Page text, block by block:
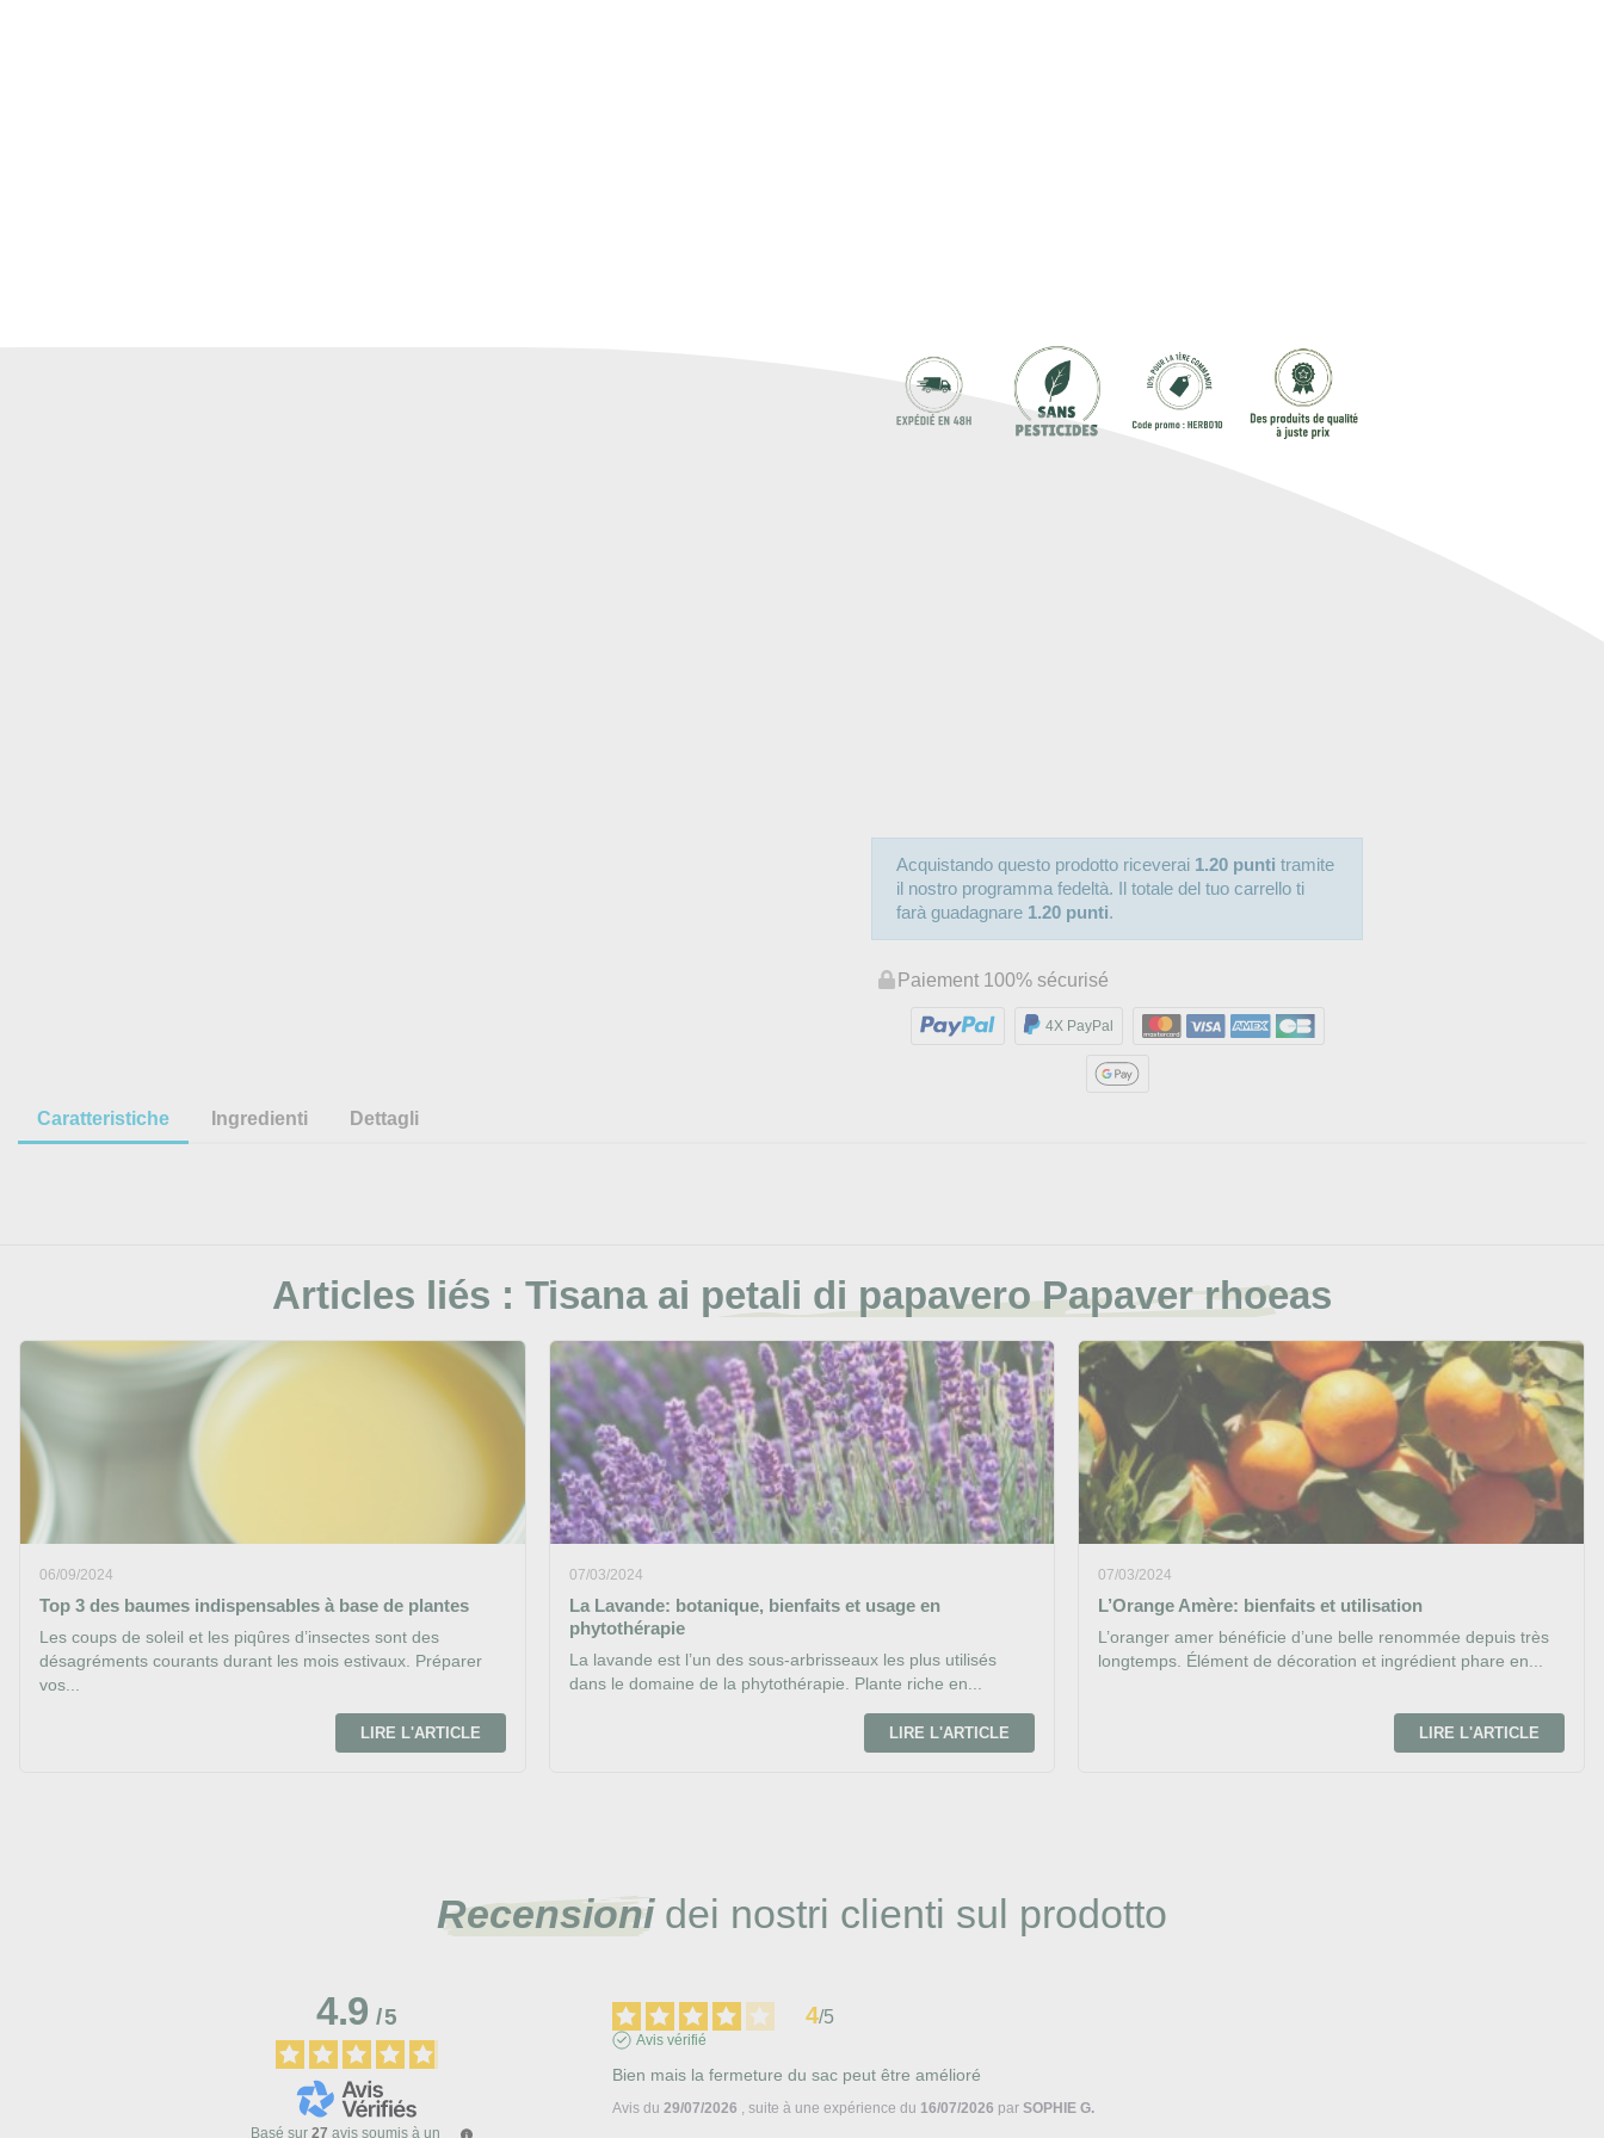
Acquistando questo prodotto riceverai 1.20 punti tramite
il nostro programma fedeltà. Il totale del tuo carrello ti
farà guadagnare 1.20 punti.
Paiement 100% sécurisé
4X PayPal
Caratteristiche Ingredienti Dettagli
Articles liés : Tisana ai petali di papavero Papaver rhoeas
06/09/2024
Top 3 des baumes indispensables à base de plantes
Les coups de soleil et les piqûres d’insectes sont des
désagréments courants durant les mois estivaux. Préparer
vos...
LIRE L'ARTICLE
07/03/2024
La Lavande: botanique, bienfaits et usage en
phytothérapie
La lavande est l’un des sous-arbrisseaux les plus utilisés
dans le domaine de la phytothérapie. Plante riche en...
LIRE L'ARTICLE
07/03/2024
L’Orange Amère: bienfaits et utilisation
L’oranger amer bénéficie d’une belle renommée depuis très
longtemps. Élément de décoration et ingrédient phare en...
LIRE L'ARTICLE
Recensionidei nostri clienti sul prodotto
4.9/5
Basé sur27 avis soumis à un
4/5
Avis vérifié
Bien mais la fermeture du sac peut être amélioré
Avis du 29/07/2026 , suite à une expérience du 16/07/2026 par SOPHIE G.